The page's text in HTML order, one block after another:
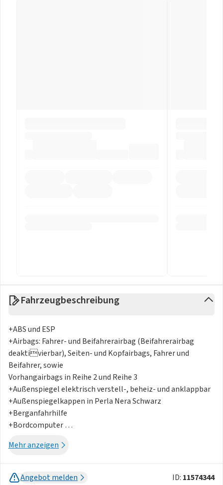
Fahrzeugbeschreibung
+ABS und ESP
+Airbags: Fahrer- und Beifahrerairbag (Beifahrerairbag
deaktivierbar), Seiten- und Kopfairbags, Fahrer und
Beifahrer, sowie
Vorhangairbags in Reihe 2 und Reihe 3
+Außenspiegel elektrisch verstell-, beheiz- und anklappbar
+Außenspiegelkappen in Perla Nera Schwarz
+Berganfahrhilfe
+Bordcomputer
Fahrzeug
Bildschirm, einstell- und individualisierbar
Mehr anzeigen
Angebot melden ID: 11574344